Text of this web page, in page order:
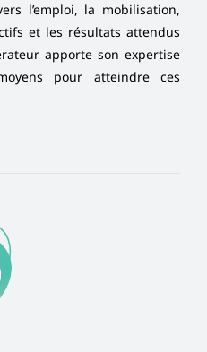
l’emploi, la mobilisation,
et les résultats attendus
apporte son expertise
pour atteindre ces